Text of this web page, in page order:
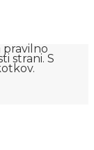
pravilno
strani. S